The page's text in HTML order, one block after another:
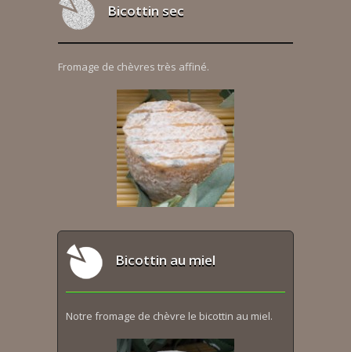
Bicottin sec
Fromage de chèvres très affiné.
Bicottin au miel
Notre fromage de chèvre le bicottin au miel.